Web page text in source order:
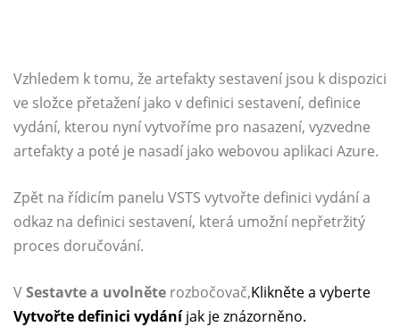
Vzhledem k tomu, že artefakty sestavení jsou k dispozici
ve složce přetažení jako v definici sestavení, definice
vydání, kterou nyní vytvoříme pro nasazení, vyzvedne
artefakty a poté je nasadí jako webovou aplikaci Azure.
Zpět na řídicím panelu VSTS vytvořte definici vydání a
odkaz na definici sestavení, která umožní nepřetržitý
proces doručování.
VSestavte a uvolněte rozbočovač,Klikněte a vyberte
Vytvořte definici vydáníjak je znázorněno.